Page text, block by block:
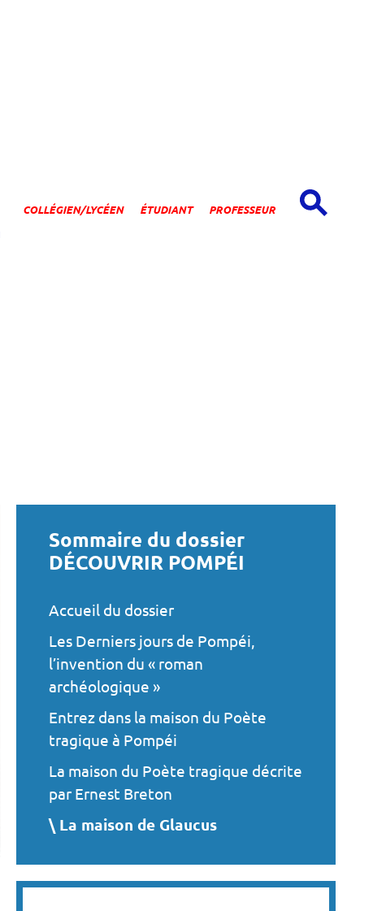
Espaces
COLLÉGIEN/LYCÉEN ÉTUDIANT PROFESSEUR
Sommaire du dossier
DÉCOUVRIR POMPÉI
Accueil du dossier
Les Derniers jours de Pompéi,
l’invention du « roman
archéologique »
Entrez dans la maison du Poète
tragique à Pompéi
La maison du Poète tragique décrite
par Ernest Breton
La maison de Glaucus